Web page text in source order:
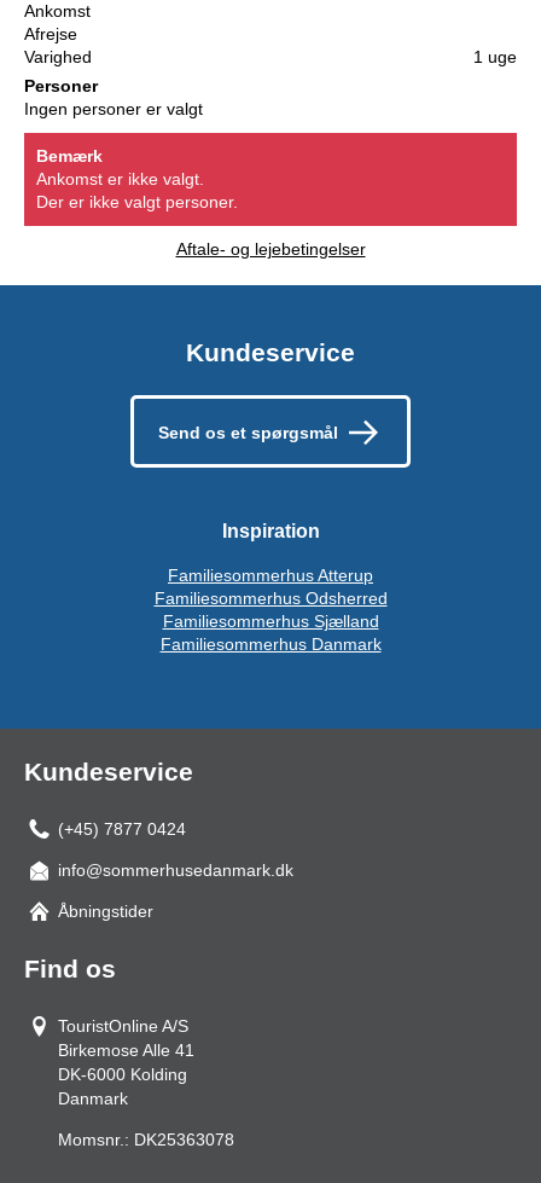
Ankomst
Afrejse
Varighed
1 uge
Personer
Ingen personer er valgt
Bemærk
Ankomst er ikke valgt.
Der er ikke valgt personer.
Aftale- og lejebetingelser
Kundeservice
Send os et spørgsmål
Inspiration
Familiesommerhus Atterup
Familiesommerhus Odsherred
Familiesommerhus Sjælland
Familiesommerhus Danmark
Kundeservice
(+45) 7877 0424
info@sommerhusedanmark.dk
Åbningstider
Find os
TouristOnline A/S
Birkemose Alle 41
DK-6000 Kolding
Danmark
Momsnr.: DK25363078